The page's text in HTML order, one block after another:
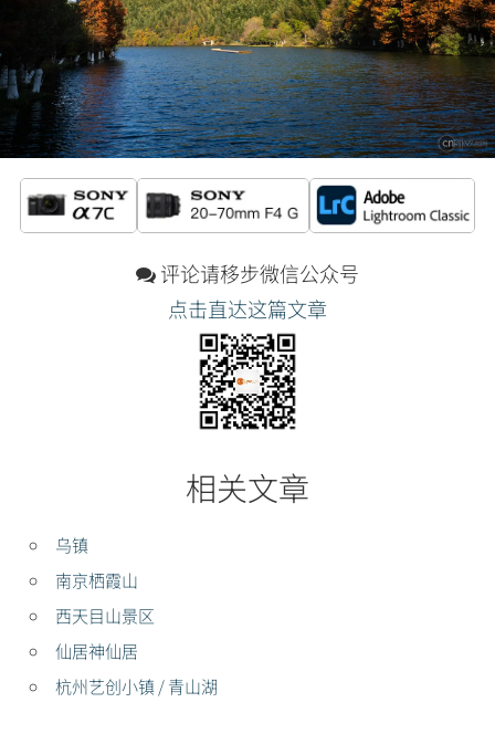
评论请移步微信公众号
点击直达这篇文章
相关文章
乌镇
南京栖霞山
西天目山景区
仙居神仙居
杭州艺创小镇 / 青山湖